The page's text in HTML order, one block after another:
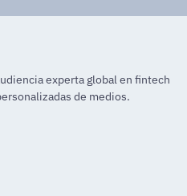
experta global en fintech
de medios.